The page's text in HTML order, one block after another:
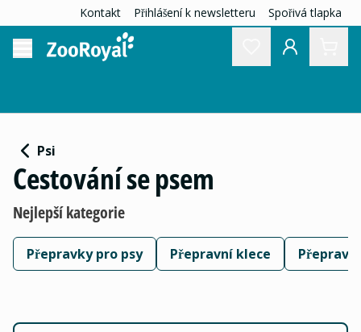
Kontakt Přihlášení k newsletteru Spořivá tlapka
Psi
Cestování se psem
Nejlepší kategorie
Přepravky pro psy Přepravní klece